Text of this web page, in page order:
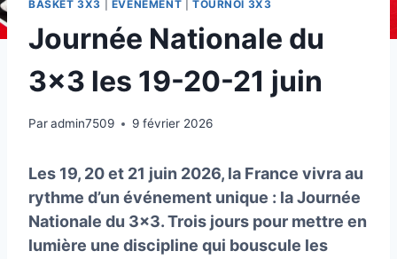
BASKET 3X3 EVÈNEMENT TOURNOI 3X3
Journée Nationale du
3×3 les 19-20-21 juin
Paradmin7509 9 février 2026
Les 19, 20 et 21 juin 2026, la France vivra au
rythme d’un événement unique : la Journée
Nationale du 3×3. Trois jours pour mettre en
lumière une discipline qui bouscule les